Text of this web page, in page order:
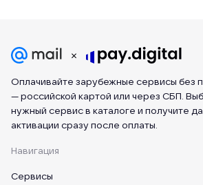
Оплачивайте зарубежные сервисы без
— российской картой или через СБП.
нужный сервис в каталоге и получите
активации сразу после оплаты.
Навигация
Сервисы